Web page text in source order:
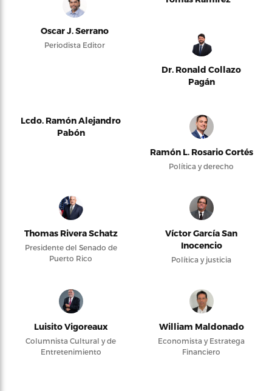
Oscar J. Serrano
Periodista Editor
Dr. Ronald Collazo
Pagán
Lcdo. Ramón Alejandro
Pabón
Ramón L. Rosario Cortés
Política y derecho
Thomas Rivera Schatz
Presidente del Senado de
Puerto Rico
Víctor García San
Inocencio
Política y justicia
Luisito Vigoreaux
Columnista Cultural y de
Entretenimiento
William Maldonado
Economista y Estratega
Financiero